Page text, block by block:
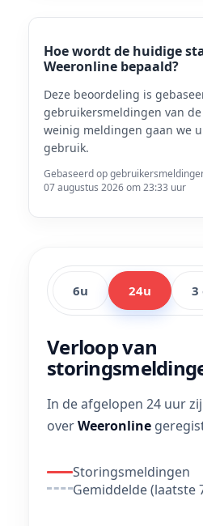
Hoe wordt de huidige
Weeronline bepaald?
Deze beoordeling is
gebruikersmeldingen van
weinig meldingen gaan we
gebruik.
Gebaseerd op
07 augustus 2026 om 23:33 uur
6u 24u 3
Verloop van
In de afgelopen 24 uur
overWeeronline
Storingsmeldingen
Gemiddelde (laatste